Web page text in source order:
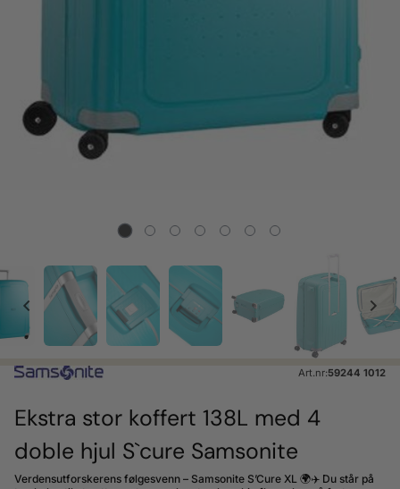
Art.nr:59244 1012
Ekstra stor koffert 138L med 4
doble hjul S`cure Samsonite
Verdensutforskerens følgesvenn – Samsonite S’Cure XL 🌍✈️ Du står på